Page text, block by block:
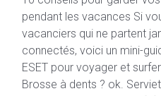
pendant les vacances Si
vacanciers qui ne partent
connectés, voici un mini-
ESET pour voyager et
Brosse à dents ? ok.